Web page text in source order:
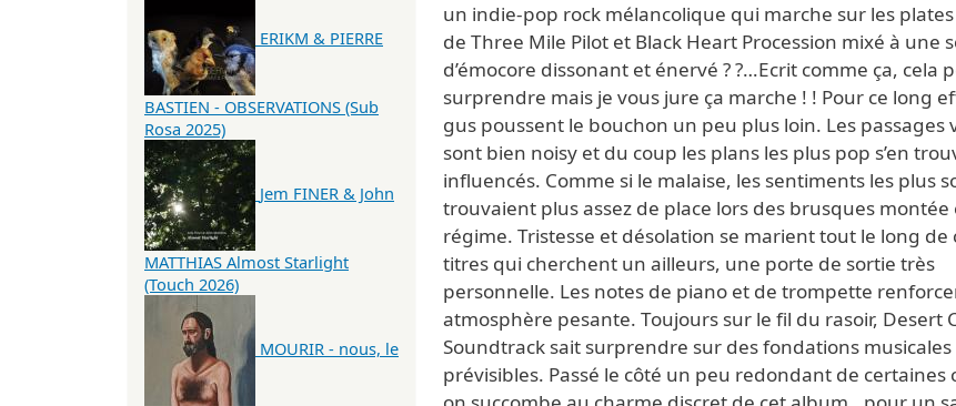
un indie-pop rock mélancolique qui marche sur les
de Three Mile Pilot et Black Heart Procession mixé à une
d’émocore dissonant et énervé ? ?…Ecrit comme ça, cela
surprendre mais je vous jure ça marche ! ! Pour ce long
gus poussent le bouchon un peu plus loin. Les passages
sont bien noisy et du coup les plans les plus pop s’en
influencés. Comme si le malaise, les sentiments les plus
trouvaient plus assez de place lors des brusques montée
régime. Tristesse et désolation se marient tout le long de
titres qui cherchent un ailleurs, une porte de sortie très
personnelle. Les notes de piano et de trompette
atmosphère pesante. Toujours sur le fil du rasoir, Desert
Soundtrack sait surprendre sur des fondations
prévisibles. Passé le côté un peu redondant de certaines
ERIKM & PIERRE
BASTIEN - OBSERVATIONS (Sub
Rosa 2025)
Jem FINER & John
MATTHIAS Almost Starlight
(Touch 2026)
MOURIR - nous, le